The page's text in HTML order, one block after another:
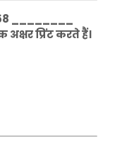
________
अक्षर प्रिंट करते हैं।